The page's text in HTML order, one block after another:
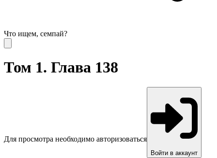
Что ищем, семпай?
Том 1. Глава 138
Для просмотра необходимо авторизоваться
Войти в аккаунт